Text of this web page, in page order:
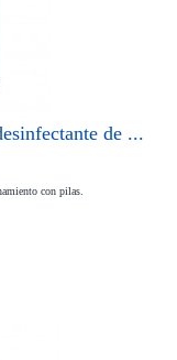
de ...
con pilas.